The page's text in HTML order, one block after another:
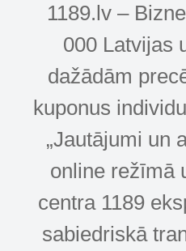
1189.lv –
000 Latvijas
dažādām
kuponus
„Jautājumi un
online režīmā
centra 1189
sabiedriskā